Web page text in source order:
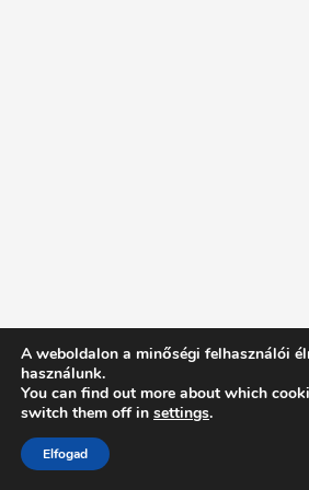
Intentionally Blank - Proudly
A weboldalon a minőségi felhasználói
használunk.
You can find out more about which
switch them off in settings.
Elfogad